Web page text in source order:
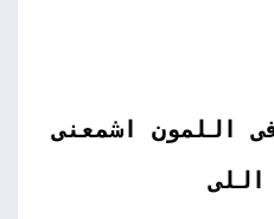
اللمون اشمعنى
اللى